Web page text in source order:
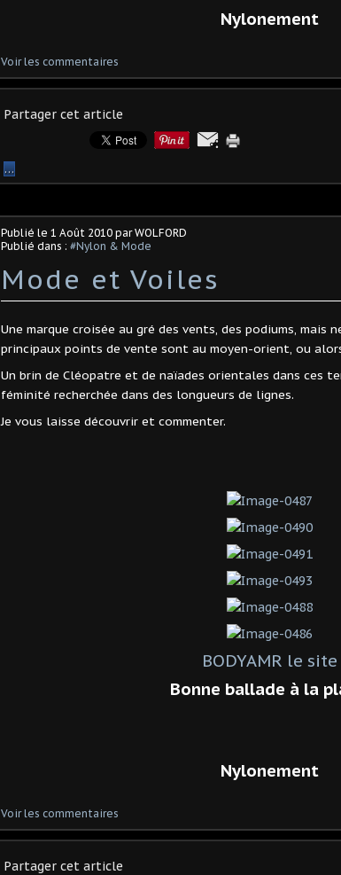
Nylonement
Voir les commentaires
Partager cet article
…
Publié le 1 Août 2010 par WOLFORD
Publié dans : #Nylon & Mode
Mode et Voiles
Une marque croisée au gré des vents, des podiums, mais
principaux points de vente sont au moyen-orient, ou
Un brin de Cléopatre et de naïades orientales dans ces
féminité recherchée dans des longueurs de lignes.
Je vous laisse découvrir et commenter.
BODYAMR le site
Bonne ballade à la
Nylonement
Voir les commentaires
Partager cet article